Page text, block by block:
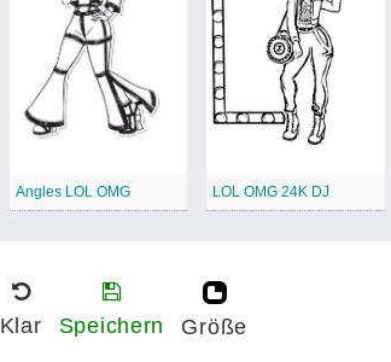
Angles LOL OMG LOL OMG 24K DJ
Klar Speichern Größe